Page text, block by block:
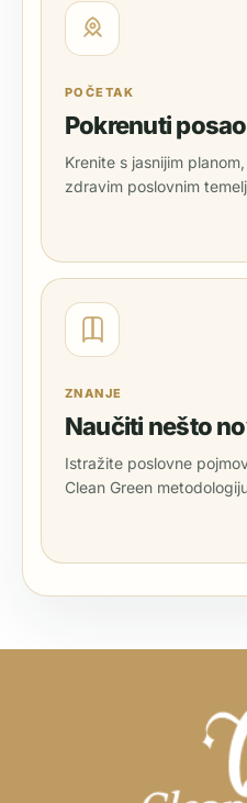
POČETAK
Pokrenuti posao
Krenite s jasnijim
zdravim poslovnim
ZNANJE
Naučiti nešto
Istražite poslovne
Clean Green